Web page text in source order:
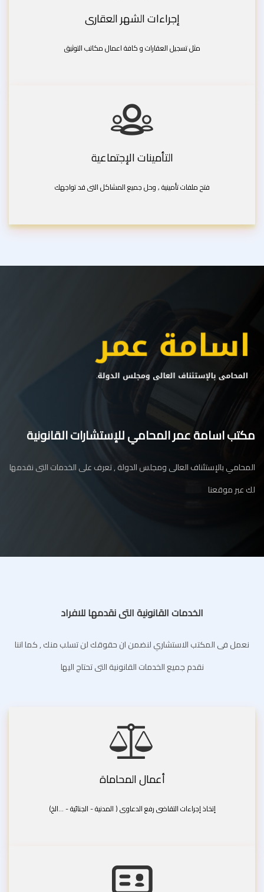
إجراءات الشهر العقارى
مثل تسجيل العقارات و كافة اعمال مكاتب التوثيق
التأمينات الإجتماعية
فتح ملفات تأمينية , وحل جميع المشاكل التى قد تواجهك
مكتب اسامة عمر المحامي للإستشارات القانونية
المحامي بالإستئناف العالى ومجلس الدولة , تعرف على الخدمات التى نقدمها
لك عبر موقعنا
الخدمات القانونية التى نقدمها للافراد
نعمل فى المكتب الاستشاري لنضمن ان حقوقك لن تسلب منك , كما اننا
نقدم جميع الخدمات القانونية التى تحتاج اليها
أعمال المحاماة
إتخاذ إجراءات التقاضى رفع الدعاوى ( المدنية - الجنائية - ...الخ)